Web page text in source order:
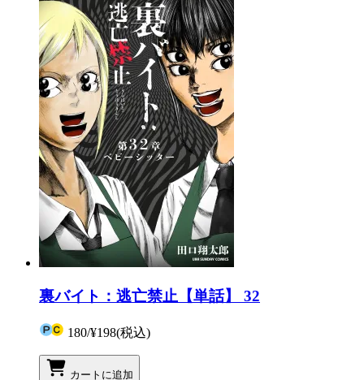
裏バイト：逃亡禁止【単話】 32
180/¥198(税込)
カートに追加